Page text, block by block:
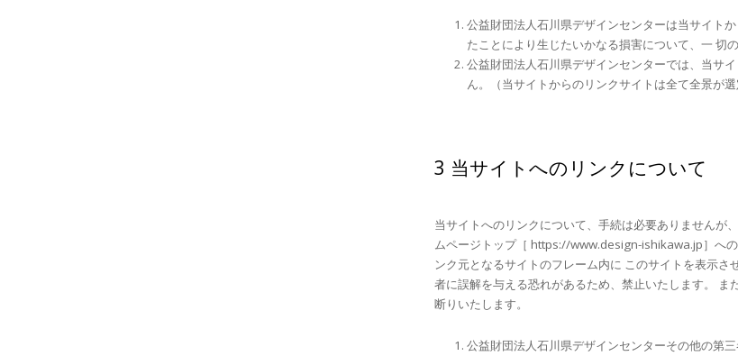
公益財団法人石川県デザインセンターは当サイト
たことにより生じたいかなる損害について、一 切
公益財団法人石川県デザインセンターでは、当サ
ん。（当サイトからのリンクサイトは全て全景が選
3 当サイトへのリンクについて
当サイトへのリンクについて、手続は必要ありませんが
ムページトップ［ https://www.design-ishikawa.jp］へ
ンク元となるサイトのフレーム内に このサイトを表示
者に誤解を与える恐れがあるため、禁止いたします。
断りいたします。
公益財団法人石川県デザインセンターその他の第